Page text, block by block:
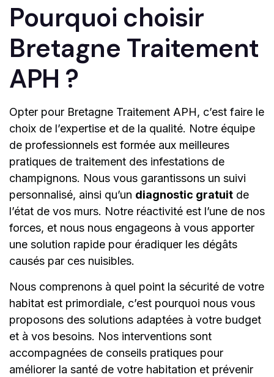
Pourquoi choisir
Bretagne Traitement
APH ?
Opter pour Bretagne Traitement APH, c’est faire le
choix de l’expertise et de la qualité. Notre équipe
de professionnels est formée aux meilleures
pratiques de traitement des infestations de
champignons. Nous vous garantissons un suivi
personnalisé, ainsi qu’un diagnostic gratuit de
l’état de vos murs. Notre réactivité est l’une de nos
forces, et nous nous engageons à vous apporter
une solution rapide pour éradiquer les dégâts
causés par ces nuisibles.
Nous comprenons à quel point la sécurité de votre
habitat est primordiale, c’est pourquoi nous vous
proposons des solutions adaptées à votre budget
et à vos besoins. Nos interventions sont
accompagnées de conseils pratiques pour
améliorer la santé de votre habitation et prévenir